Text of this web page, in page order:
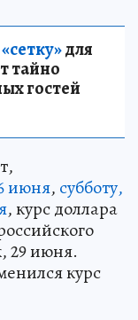
для
тайно
гостей
июня, субботу,
, курс доллара
29 июня.
курс